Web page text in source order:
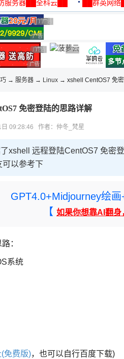
服务器██全科云██
██群英网
广告 商业广告，理性选择
广告 商业广告，理性选择
广告 商业广告，理性选择
广告 商业广告，理性选择
广告 商业广告，理性选择
广告 商业广告，理性选择
广告 商业广告，理性选择
广告 商业广告，理性
→ 服务器 → Linux → xshell CentOS7 免
免密登陆的思路详解
日 09:28:46 作者：仲冬_梵星
xshell 远程登陆CentOS7 免密
可以参考下
GPT4.0+Midjourney绘
【 如果你想靠AI翻身
：
系统
免费版)，也可以自行百度下载)